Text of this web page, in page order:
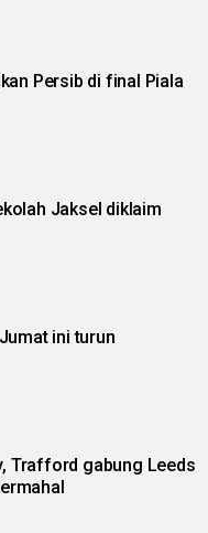
Persib di final Piala
Jaksel diklaim
ini turun
Trafford gabung Leeds